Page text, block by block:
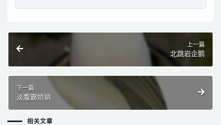
上一篇
北跳岩企鹅
下一篇
淡腹霸娇鹟
相关文章